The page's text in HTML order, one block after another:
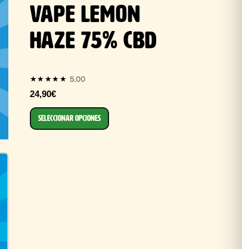
VAPE LEMON
HAZE 75% CBD
★★★★★ 5.00
24,90€
SELECCIONAR OPCIONES